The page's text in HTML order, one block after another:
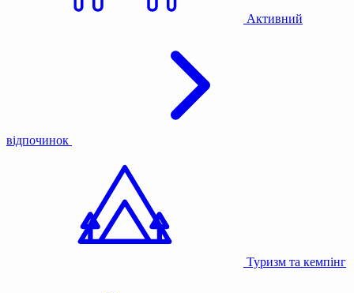
Активний
відпочинок
Туризм та кемпінг